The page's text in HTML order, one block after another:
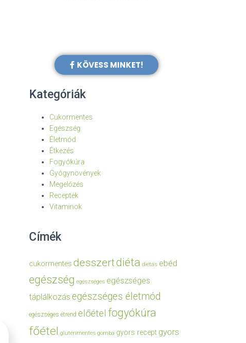
KÖVESS MINKET!
Kategóriák
Cukormentes
Egészség
Életmód
Étkezés
Fogyókúra
Gyógynövények
Megelőzés
Receptek
Vitaminok
Címék
cukormentes desszertdiéta diétás ebéd
egészség egészséges egészséges
táplálkozás egészséges életmód
egészséges étrend előétel fogyókúra
főétel gluténmentes gomba gyors recept gyors